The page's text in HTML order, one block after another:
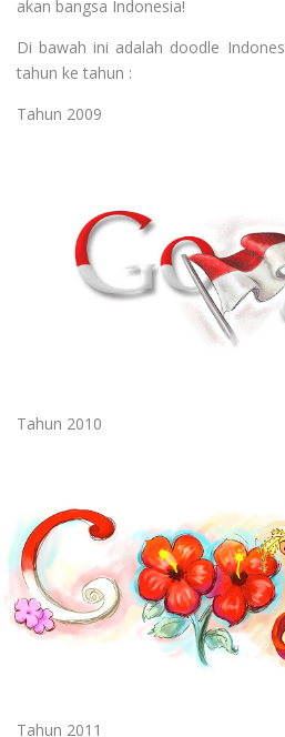
akan bangsa Indonesia!
Di bawah ini adalah doodle
tahun ke tahun :
Tahun 2009
Tahun 2010
Tahun 2011